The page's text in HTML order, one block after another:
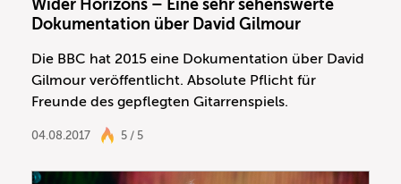
Wider Horizons – Eine sehr sehenswerte
Dokumentation über David Gilmour
Die BBC hat 2015 eine Dokumentation über David
Gilmour veröffentlicht. Absolute Pflicht für
Freunde des gepflegten Gitarrenspiels.
04.08.2017 5 / 5